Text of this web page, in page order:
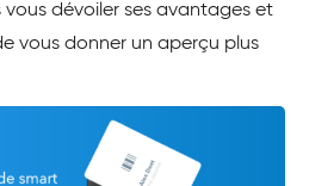
dévoiler ses avantages et
vous donner un aperçu plus